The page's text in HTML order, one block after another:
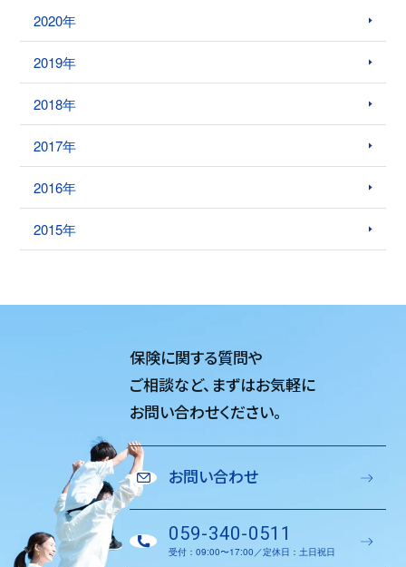
2020年
2019年
2018年
2017年
2016年
2015年
保険に関する質問や
ご相談など、 まずはお気軽に
お問い合わせください。
お問い合わせ
059-340-0511
受付：09:00〜17:00／定休日：土日祝日